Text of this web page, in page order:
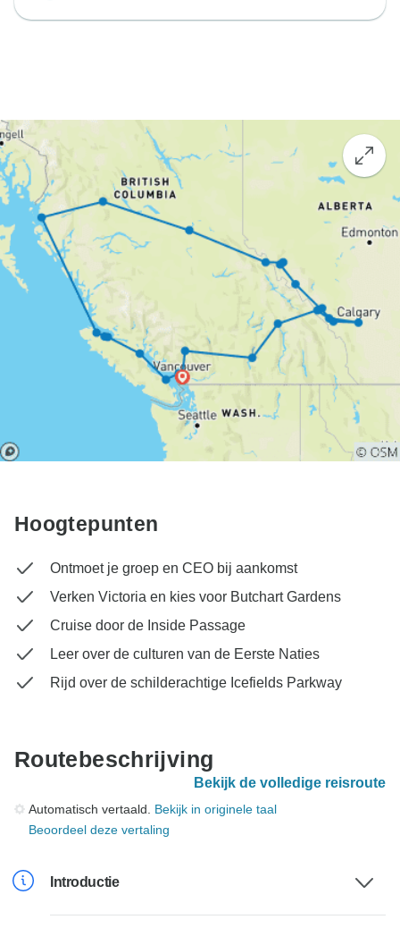
Hoogtepunten
Ontmoet je groep en CEO bij aankomst
Verken Victoria en kies voor Butchart Gardens
Cruise door de Inside Passage
Leer over de culturen van de Eerste Naties
Rijd over de schilderachtige Icefields Parkway
Routebeschrijving
Bekijk de volledige reisroute
Automatisch vertaald. Bekijk in originele taal
Beoordeel deze vertaling
Introductie